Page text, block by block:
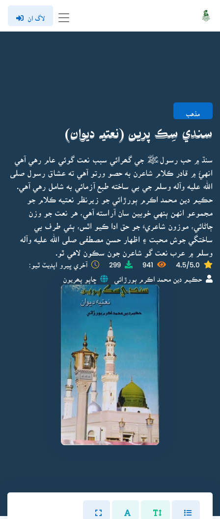
لاگ ان
مذهب
سندي سِڪ پرين (نعتيہ ديوان)
سنڌ ۾ حب رسولﷺ جي گھرائي سبب نعت گوئي عام رهي آهي
انهئَ ۾ قادر ڪلام شاعرن به حصو ورتو آهي ته عشاق رسول صلى
الله عليه وآله وسلم جي بي ساخته طبع آزمائي به شامل رهي آهي.
حڪيم دين محمد اڪرم ٻورڙائي جو زيرنظر نعتيه ڪلام جو
مجموعو انهن ٻنهي خوبين سان آراسته آهي، هر نعت جو وزن
ڄاڻائي، موزون شاعريءَ جو حق ادا ڪيو اٿس، ٻئي طرف بي
ساختگي جوش محبت ۽ اظهار حسنِ مصطفى صلى الله عليه وآله
وسلم ۾ عرب نعت گو شاعرن جون سڪون لاهي ٿو.
4.5/5.0
941
299 آخري ڀيرو اپڊيٽ ٿيو:
حڪيم دين محمد اڪرم ٻورڙائي ڇاپو پھريون